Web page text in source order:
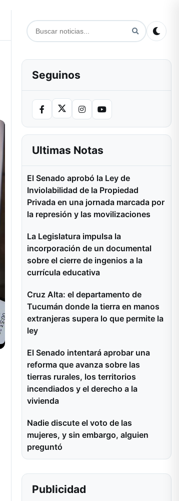
Seguinos
Ultimas Notas
El Senado aprobó la Ley de
Inviolabilidad de la Propiedad
Privada en una jornada marcada por
la represión y las movilizaciones
La Legislatura impulsa la
incorporación de un documental
sobre el cierre de ingenios a la
currícula educativa
Cruz Alta: el departamento de
Tucumán donde la tierra en manos
extranjeras supera lo que permite la
ley
El Senado intentará aprobar una
reforma que avanza sobre las
tierras rurales, los territorios
incendiados y el derecho a la
vivienda
Nadie discute el voto de las
mujeres, y sin embargo, alguien
preguntó
Publicidad